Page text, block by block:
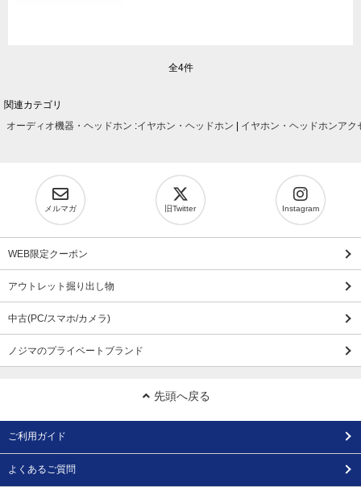
全4件
関連カテゴリ
オーディオ機器・ヘッドホン :イヤホン・ヘッドホン イヤホン・ヘッドホンアク
メルマガ 旧Twitter Instagram
WEB限定クーポン
アウトレット掘り出し物
中古(PC/スマホ/カメラ)
ノジマのプライベートブランド
先頭へ戻る
ご利用ガイド
よくあるご質問